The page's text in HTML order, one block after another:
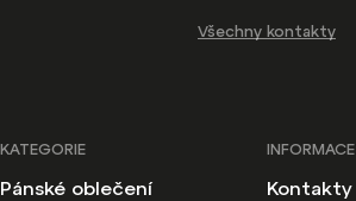
Všechny kontakty
KATEGORIE
Pánské oblečení
INFORMACE
Kontakty